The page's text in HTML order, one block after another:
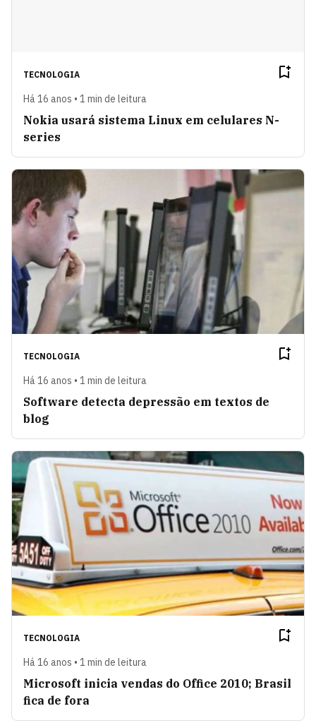
TECNOLOGIA
Há 16 anos • 1 min de leitura
Nokia usará sistema Linux em celulares N-
series
TECNOLOGIA
Há 16 anos • 1 min de leitura
Software detecta depressão em textos de
blog
TECNOLOGIA
Há 16 anos • 1 min de leitura
Microsoft inicia vendas do Office 2010; Brasil
fica de fora